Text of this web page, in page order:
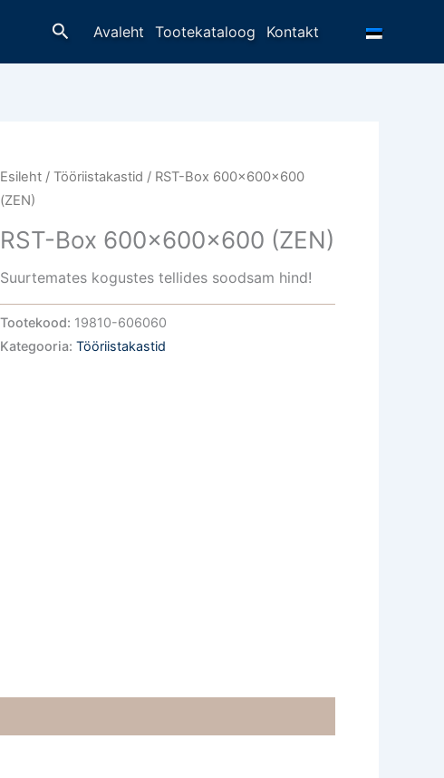
OtsingAvaleht Tootekataloog Kontakt
Esileht /Tööriistakastid / RST-Box 600x600x600
(ZEN)
RST-Box 600x600x600 (ZEN)
Suurtemates kogustes tellides soodsam hind!
Tootekood: 19810-606060
Kategooria:Tööriistakastid